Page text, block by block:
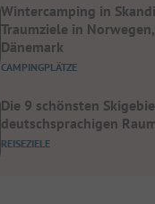
CAMPINGPLÄTZE
Wintercamping in
Traumziele in
Dänemark
REISEZIELE
Die 9 schönsten
deutschsprachigen